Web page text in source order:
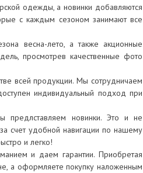
одежды, а новинки добавляются
с каждым сезоном занимают все
весна-лето, а также акционные
просмотрев качественные фото
всей продукции. Мы сотрудничаем
индивидуальный подход при
предлставляем новинки. Это и не
счет удобной навигации по нашему
и легко!
и даем гарантии. Приобретая
а оформляете покупку наложенным